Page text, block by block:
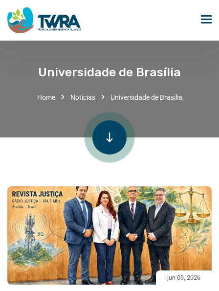
Universidade de Brasília
Home Notícias Universidade de Brasília
jun 09, 2026